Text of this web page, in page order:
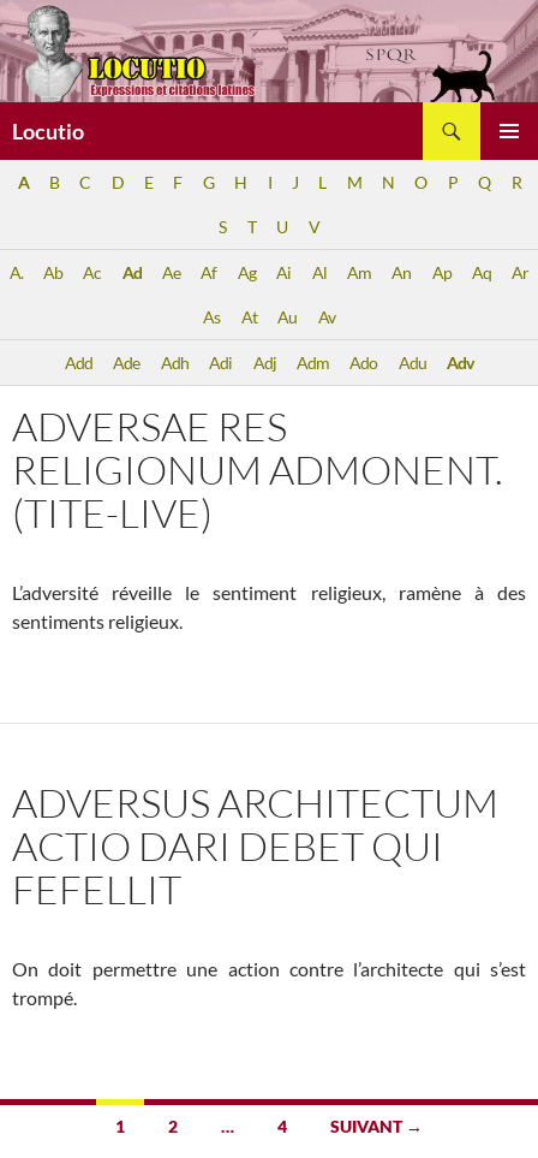
Aller
au
contenu
Locutio
A B C D E F G H I J L M N O P Q R
S T U V
A. Ab Ac Ad Ae Af Ag Ai Al Am An Ap Aq Ar
As At Au Av
Add Ade Adh Adi Adj Adm Ado Adu Adv
ADVERSAE RES
RELIGIONUM ADMONENT.
(TITE-LIVE)
L’adversité réveille le sentiment religieux, ramène à des
sentiments religieux.
ADVERSUS ARCHITECTUM
ACTIO DARI DEBET QUI
FEFELLIT
On doit permettre une action contre l’architecte qui s’est
trompé.
Navigation
1 2 … 4 SUIVANT →